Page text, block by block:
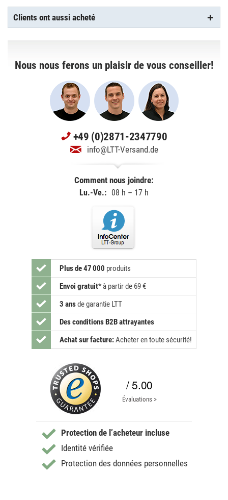
Clients ont aussi acheté
Nous nous ferons un plaisir de vous conseiller!
+49 (0)2871-2347790
info@LTT-Versand.de
Comment nous joindre:
Lu.-Ve.: 08 h – 17 h
Plus de 47 000 produits
Envoi gratuit* à partir de 69 €
3 ansde garantie LTT
Des conditions B2B attrayantes
Achat sur facture:Acheter en toute sécurité!
/ 5.00
Évaluations >
Protection de l’acheteur incluse
Identité vérifiée
Protection des données personnelles